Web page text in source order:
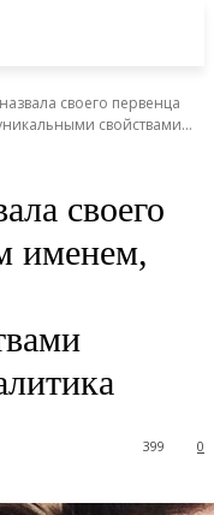
своего первенца
свойствами...
своего
именем,
0
399